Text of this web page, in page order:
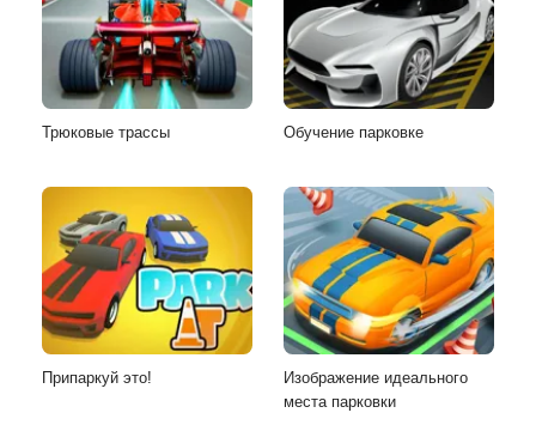
Трюковые трассы Обучение парковке
Припаркуй это!
Изображение идеального
места парковки